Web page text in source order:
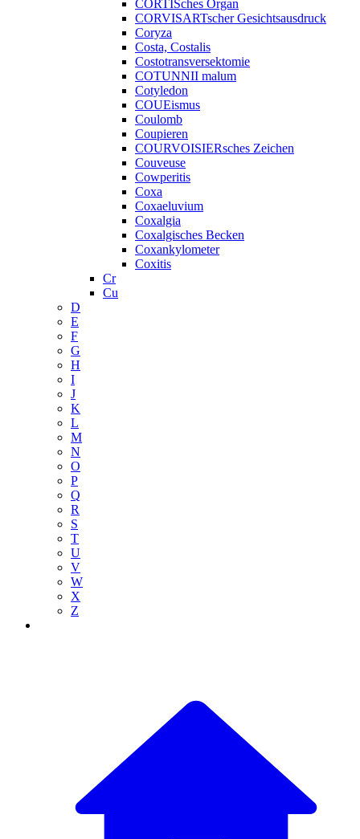
CORTISches Organ
CORVISARTscher Gesichtsausdruck
Coryza
Costa, Costalis
Costotransversektomie
COTUNNII malum
Cotyledon
COUEismus
Coulomb
Coupieren
COURVOISIERsches Zeichen
Couveuse
Cowperitis
Coxa
Coxaeluvium
Coxalgia
Coxalgisches Becken
Coxankylometer
Coxitis
Cr
Cu
D
E
F
G
H
I
J
K
L
M
N
O
P
Q
R
S
T
U
V
W
X
Z